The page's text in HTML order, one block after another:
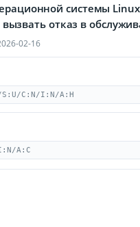
системы
отказ в
02-16
S:U/C:N/I:N/A:H
A:C